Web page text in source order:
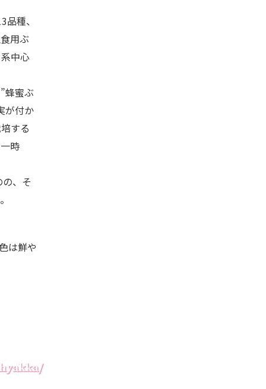
種、
用ぶ
中心
蜂蜜ぶ
が付か
する
時
、そ
は鮮や